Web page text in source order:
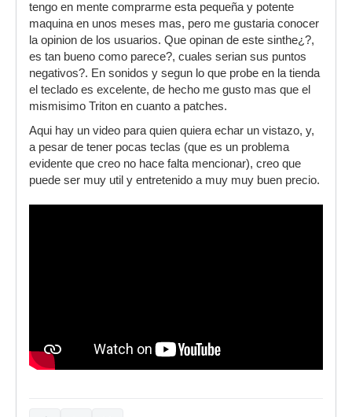
tengo en mente comprarme esta pequeña y potente
maquina en unos meses mas, pero me gustaria conocer
la opinion de los usuarios. Que opinan de este sinthe¿?,
es tan bueno como parece?, cuales serian sus puntos
negativos?. En sonidos y segun lo que probe en la tienda
el teclado es excelente, de hecho me gusto mas que el
mismisimo Triton en cuanto a patches.
Aqui hay un video para quien quiera echar un vistazo, y,
a pesar de tener pocas teclas (que es un problema
evidente que creo no hace falta mencionar), creo que
puede ser muy util y entretenido a muy muy buen precio.